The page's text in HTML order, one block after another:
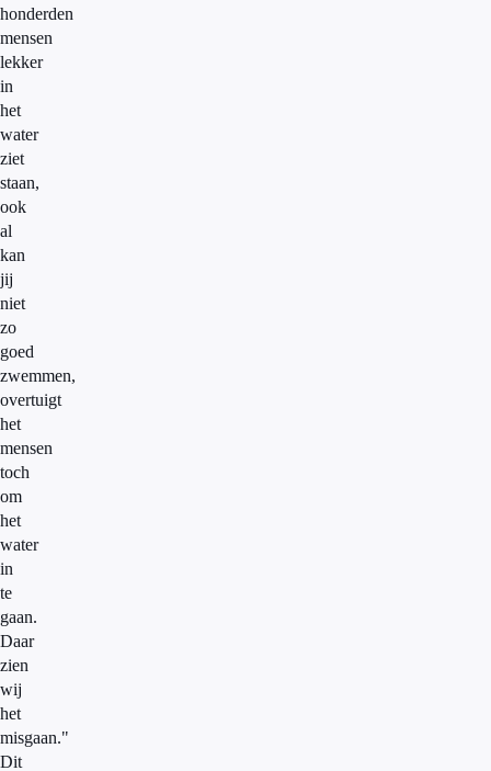
honderden
mensen
lekker
in
het
water
ziet
staan,
ook
al
kan
jij
niet
zo
goed
zwemmen,
overtuigt
het
mensen
toch
om
het
water
in
te
gaan.
Daar
zien
wij
het
misgaan."
Dit